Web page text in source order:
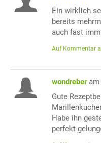
Ein wirklich
bereits
auch fast
Auf Kommentar
wondreber
Gute
Habe ihn
perfekt